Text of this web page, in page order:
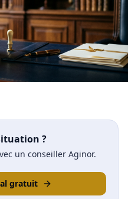
?
un conseiller Aginor.
gratuit